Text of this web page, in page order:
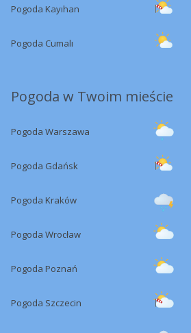
Pogoda Kayıhan
Pogoda Cumalı
Pogoda w Twoim mieście
Pogoda Warszawa
Pogoda Gdańsk
Pogoda Kraków
Pogoda Wrocław
Pogoda Poznań
Pogoda Szczecin